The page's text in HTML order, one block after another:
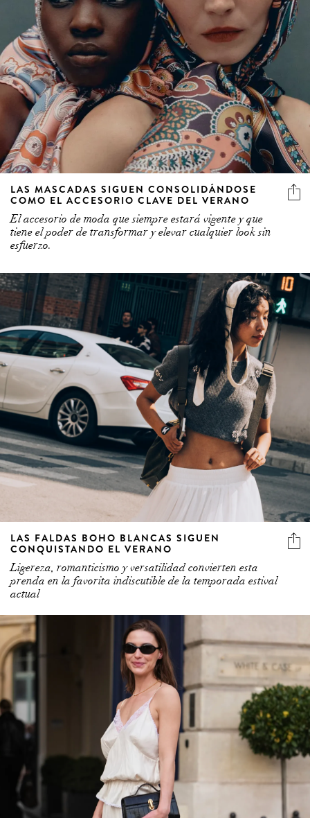
LAS MASCADAS SIGUEN CONSOLIDÁNDOSE
COMO EL ACCESORIO CLAVE DEL VERANO
El accesorio de moda que siempre estará vigente y que
tiene el poder de transformar y elevar cualquier look sin
esfuerzo.
LAS FALDAS BOHO BLANCAS SIGUEN
CONQUISTANDO EL VERANO
Ligereza, romanticismo y versatilidad convierten esta
prenda en la favorita indiscutible de la temporada estival
actual